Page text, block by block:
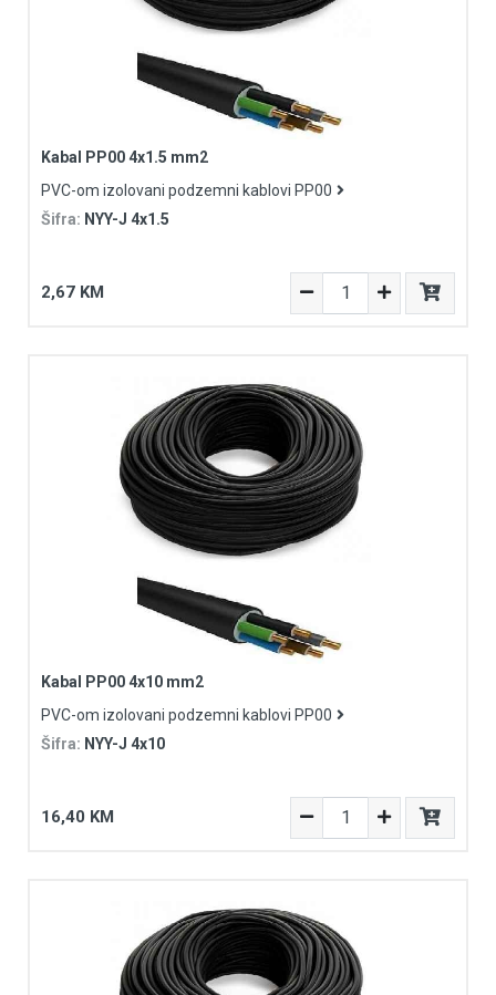
Kabal PP00 4x1.5 mm2
PVC-om izolovani podzemni kablovi PP00
Šifra: NYY-J 4x1.5
2,67 KM
Kabal PP00 4x10 mm2
PVC-om izolovani podzemni kablovi PP00
Šifra: NYY-J 4x10
16,40 KM